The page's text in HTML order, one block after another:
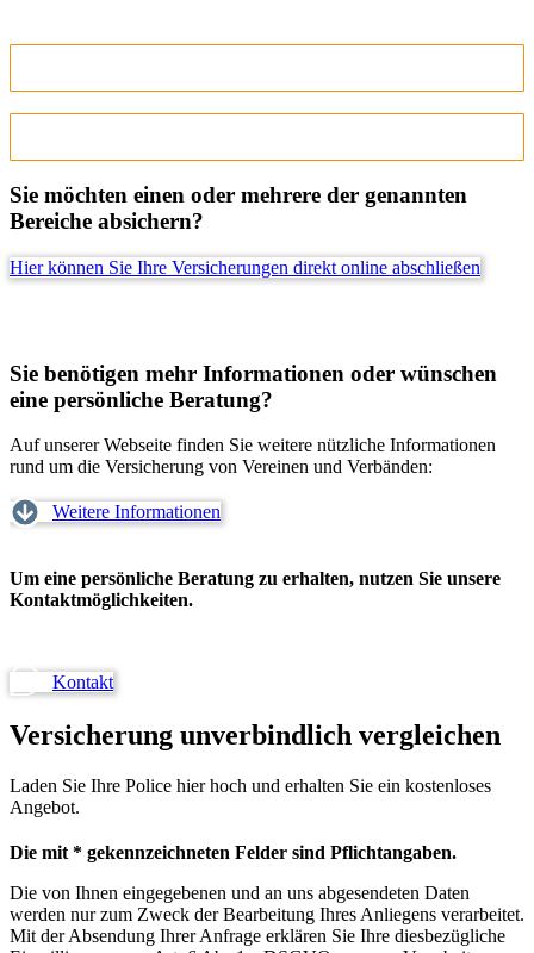
Sie möchten einen oder mehrere der genannten
Bereiche absichern?
Hier können Sie Ihre Versicherungen direkt online abschließen
Sie benötigen mehr Informationen oder wünschen
eine persönliche Beratung?
Auf unserer Webseite finden Sie weitere nützliche Informationen
rund um die Versicherung von Vereinen und Verbänden:
Weitere Informationen
Um eine persönliche Beratung zu erhalten, nutzen Sie unsere
Kontaktmöglichkeiten.
Kontakt
Versicherung unverbindlich vergleichen
Laden Sie Ihre Police hier hoch und erhalten Sie ein kostenloses
Angebot.
Die mit * gekennzeichneten Felder sind Pflichtangaben.
Die von Ihnen eingegebenen und an uns abgesendeten Daten
werden nur zum Zweck der Bearbeitung Ihres Anliegens verarbeitet.
Mit der Absendung Ihrer Anfrage erklären Sie Ihre diesbezügliche